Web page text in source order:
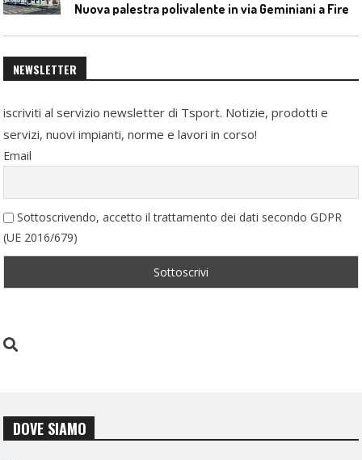
NEWSLETTER
iscriviti al servizio newsletter di Tsport. Notizie, prodotti e
servizi, nuovi impianti, norme e lavori in corso!
Email
Sottoscrivendo, accetto il trattamento dei dati secondo GDPR
(UE 2016/679)
DOVE SIAMO